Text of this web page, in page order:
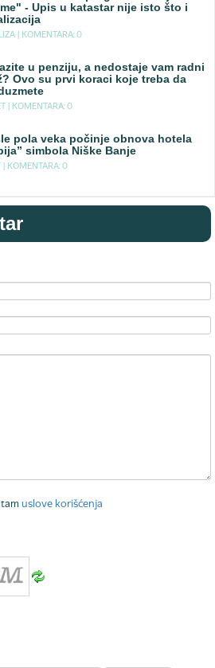
- Upis u katastar nije isto što i
| KOMENTARA: 0
u penziju, a nedostaje vam radni
Ovo su prvi koraci koje treba da
| KOMENTARA: 0
pola veka počinje obnova hotela
simbola Niške Banje
| KOMENTARA: 0
uslove korišćenja